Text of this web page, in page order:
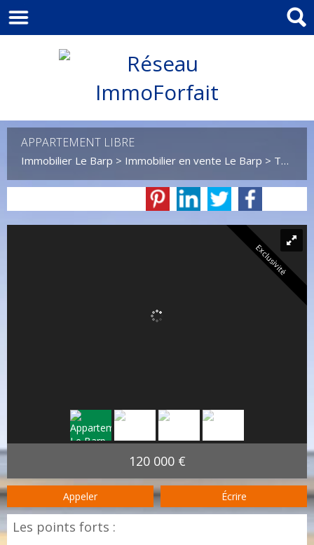
APPARTEMENT LIBRE
Immobilier Le Barp > Immobilier en vente Le Barp > T2 en vente Le Barp
Exclusivité
120 000 €
Appeler Écrire
Les points forts :